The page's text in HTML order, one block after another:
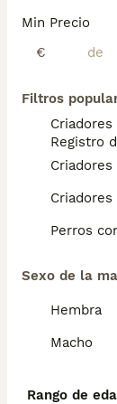
Min Precio
€
Filtros
Criadores
Registro
Perros
Sexo de la
Hembra
Macho
Rango de